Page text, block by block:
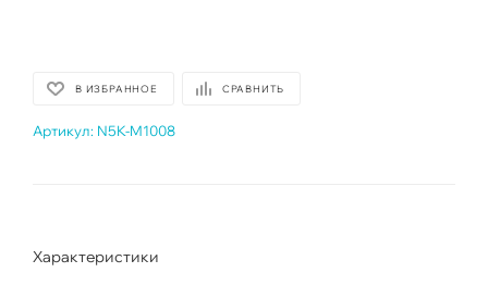
В ИЗБРАННОЕ СРАВНИТЬ
Артикул: N5K-M1008
Характеристики